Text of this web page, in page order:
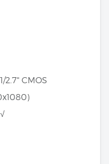
CMOS